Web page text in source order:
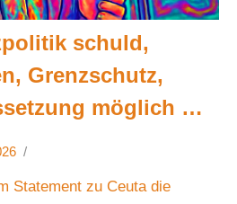
schuld,
Grenzschutz,
möglich 🚧🔒
Statement zu Ceuta die